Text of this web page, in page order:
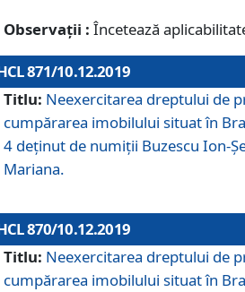
Observații : Încetează
871/10.12.2019
Titlu: Neexercitarea dreptului de
cumpărarea imobilului situat în
4 deţinut de numiţii Buzescu Ion-
Mariana.
870/10.12.2019
Titlu: Neexercitarea dreptului de
cumpărarea imobilului situat în